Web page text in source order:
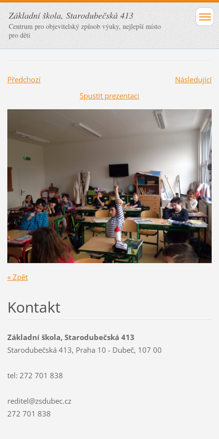
Základní škola, Starodubečská 413
Centrum pro objevitelský způsob výuky, nejlepší místo
pro děti
Předchozí
Následující
Spustit prezentaci
« Zpět
Kontakt
Základní škola, Starodubečská 413
Starodubečská 413, Praha 10 - Dubeč, 107 00
tel: 272 701 838
reditel@zsdubec.cz
272 701 838